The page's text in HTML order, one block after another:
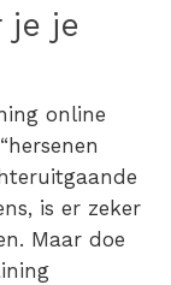
je je
online
is er zeker
Maar doe